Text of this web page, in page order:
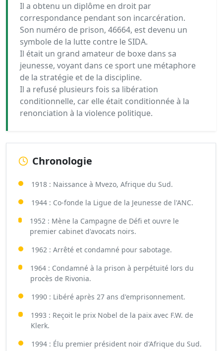
Il a obtenu un diplôme en droit par
correspondance pendant son incarcération.
Son numéro de prison, 46664, est devenu un
symbole de la lutte contre le SIDA.
Il était un grand amateur de boxe dans sa
jeunesse, voyant dans ce sport une métaphore
de la stratégie et de la discipline.
Il a refusé plusieurs fois sa libération
conditionnelle, car elle était conditionnée à la
renonciation à la violence politique.
Chronologie
1918 : Naissance à Mvezo, Afrique du Sud.
1944 : Co-fonde la Ligue de la Jeunesse de l'ANC.
1952 : Mène la Campagne de Défi et ouvre le
premier cabinet d'avocats noirs.
1962 : Arrêté et condamné pour sabotage.
1964 : Condamné à la prison à perpétuité lors du
procès de Rivonia.
1990 : Libéré après 27 ans d'emprisonnement.
1993 : Reçoit le prix Nobel de la paix avec F.W. de
Klerk.
1994 : Élu premier président noir d'Afrique du Sud.